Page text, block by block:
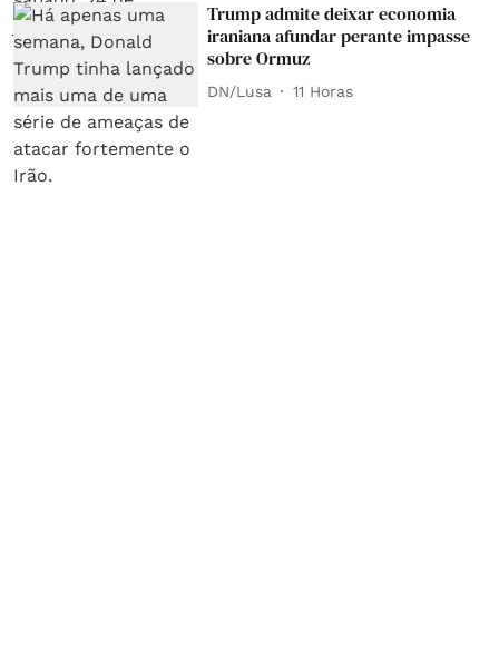
Trump admite deixar economia
iraniana afundar perante impasse
sobre Ormuz
DN/Lusa 11 Horas